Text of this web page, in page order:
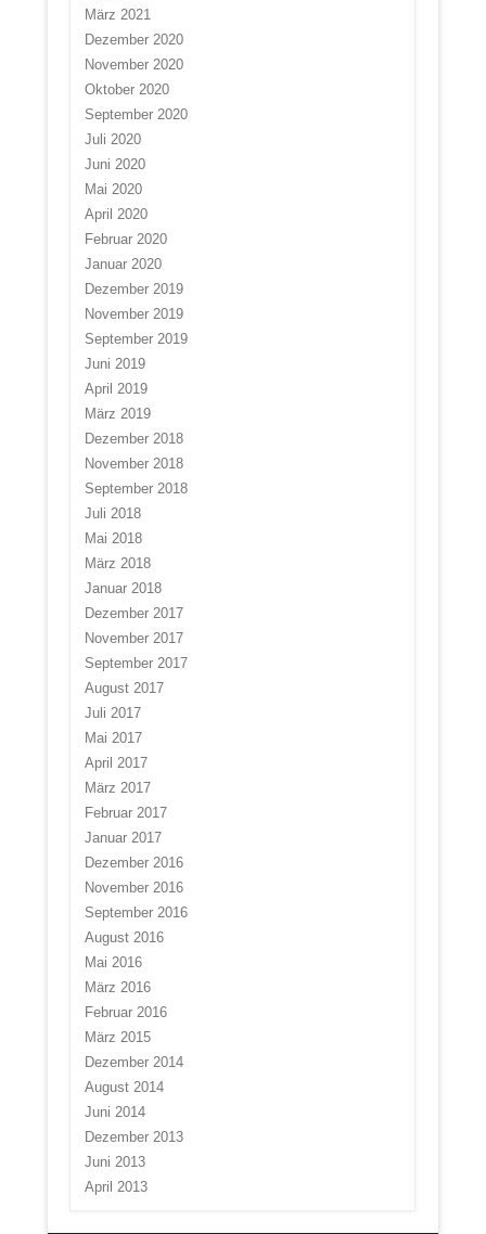
März 2021
Dezember 2020
November 2020
Oktober 2020
September 2020
Juli 2020
Juni 2020
Mai 2020
April 2020
Februar 2020
Januar 2020
Dezember 2019
November 2019
September 2019
Juni 2019
April 2019
März 2019
Dezember 2018
November 2018
September 2018
Juli 2018
Mai 2018
März 2018
Januar 2018
Dezember 2017
November 2017
September 2017
August 2017
Juli 2017
Mai 2017
April 2017
März 2017
Februar 2017
Januar 2017
Dezember 2016
November 2016
September 2016
August 2016
Mai 2016
März 2016
Februar 2016
März 2015
Dezember 2014
August 2014
Juni 2014
Dezember 2013
Juni 2013
April 2013